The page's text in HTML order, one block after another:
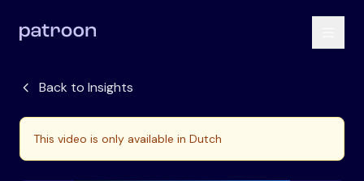
Back to Insights
This video is only available in Dutch